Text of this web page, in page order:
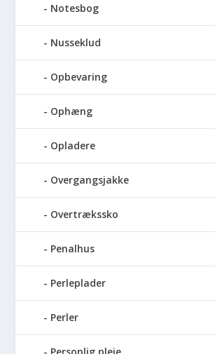
Notesbog
Nusseklud
Opbevaring
Ophæng
Opladere
Overgangsjakke
Overtrækssko
Penalhus
Perleplader
Perler
Personlig pleje